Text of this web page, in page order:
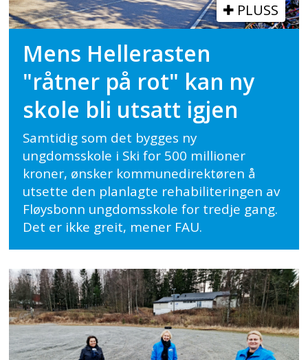
PLUSS
Mens Hellerasten
"råtner på rot" kan ny
skole bli utsatt igjen
Samtidig som det bygges ny
ungdomsskole i Ski for 500 millioner
kroner, ønsker kommunedirektøren å
utsette den planlagte rehabiliteringen av
Fløysbonn ungdomsskole for tredje gang.
Det er ikke greit, mener FAU.